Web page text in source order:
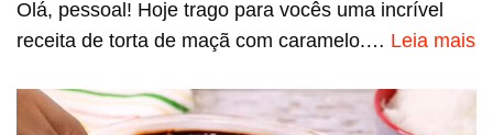
Olá, pessoal! Hoje trago para vocês uma incrível
receita de torta de maçã com caramelo.… Leia mais